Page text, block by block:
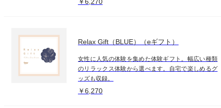
Relax Gift（BLUE）（eギフト）
女性に人気の体験を集めた体験ギフト。幅広い種類
のリラックス体験から選べます。自宅で楽しめるグ
ッズも収録。
￥6,270